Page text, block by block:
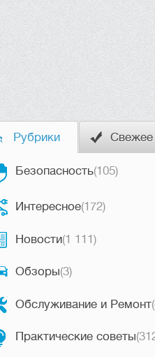
Рубрики Свежее
Безопасность(105)
Интересное(172)
Новости(1 111)
Обзоры(3)
Обслуживание и Ремонт
Практические советы